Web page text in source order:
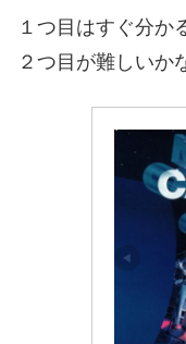
１つ目はすぐ分か
２つ目が難しいか